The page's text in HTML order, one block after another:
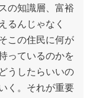
の知識層、富裕
るんじゃなく
この住民に何が
っているのかを
うしたらいいの
く。それが重要